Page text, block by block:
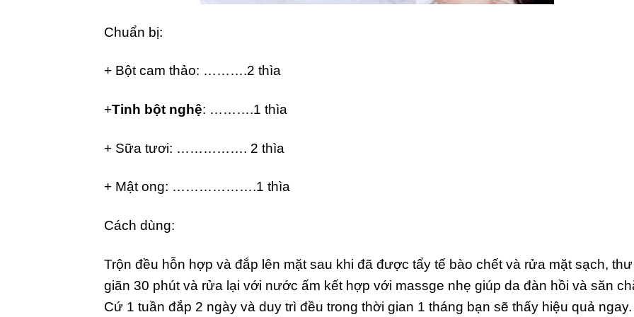
Chuẩn bị:
+ Bột cam thảo: ……….2 thìa
+Tinh bột nghệ: ……….1 thìa
+ Sữa tươi: ……………. 2 thìa
+ Mật ong: ……………….1 thìa
Cách dùng:
Trộn đều hỗn hợp và đắp lên mặt sau khi đã được tẩy tế bào chết và rửa mặt sạch, thư
giãn 30 phút và rửa lại với nước ấm kết hợp với massge nhẹ giúp da đàn hồi và săn
Cứ 1 tuần đắp 2 ngày và duy trì đều trong thời gian 1 tháng bạn sẽ thấy hiệu quả ngay.